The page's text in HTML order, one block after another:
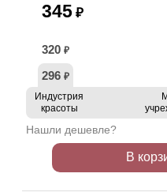
345 ₽
320 ₽
296 ₽
Индустрия
красоты
Нашли дешевле?
В